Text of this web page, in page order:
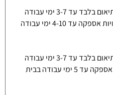
עד 3-7 ימי עבודה
* שליח עד הבית ע"י חברת שליחויות אספקה עד 4-10 ימי עבודה
עד 3-7 ימי עבודה
* שליח עד הבית ע"י שליח חברה אספקה עד 5 ימי עבודה בבית